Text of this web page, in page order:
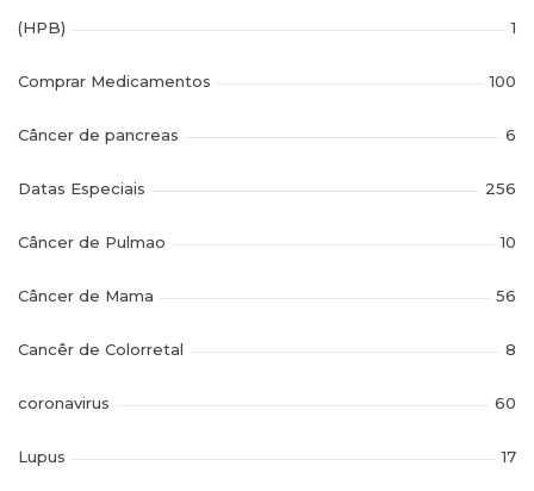
(HPB) 1
Comprar Medicamentos 100
Câncer de pancreas 6
Datas Especiais 256
Câncer de Pulmao 10
Câncer de Mama 56
Cancêr de Colorretal 8
coronavirus 60
Lupus 17